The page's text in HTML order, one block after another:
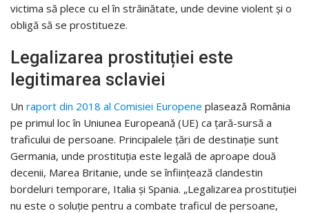
victima să plece cu el în străinătate, unde devine violent și o
obligă să se prostitueze.
Legalizarea prostituției este
legitimarea sclaviei
Un raport din 2018 al Comisiei Europene plasează România
pe primul loc în Uniunea Europeană (UE) ca țară-sursă a
traficului de persoane. Principalele țări de destinație sunt
Germania, unde prostituția este legală de aproape două
decenii, Marea Britanie, unde se înființează clandestin
bordeluri temporare, Italia și Spania. „Legalizarea prostituției
nu este o soluție pentru a combate traficul de persoane,